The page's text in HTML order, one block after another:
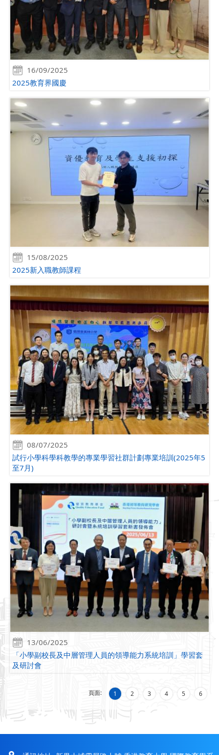
16/09/2025
2025教育界國慶
15/08/2025
2025新入職教師課程
08/07/2025
試行小學科學科教學的專業學習社群計劃專業培訓(2025年5
至7月)
13/06/2025
「小學副校長及中層管理人員的領導能力系統培訓」學習套
及研討會
頁面: 1 2 3 4 5 6